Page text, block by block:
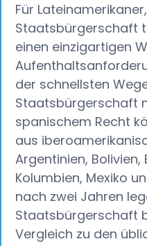
Für
Staatsbürgerschaft
einen einzigartigen
der schnellsten
Staatsbürgerschaft
spanischem Recht
aus
Argentinien, Bolivien,
Kolumbien, Mexiko
nach zwei Jahren
Staatsbürgerschaft
Vergleich zu den